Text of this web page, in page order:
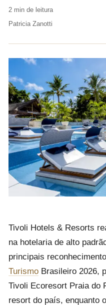
2 min de leitura
Patricia Zanotti
Tivoli Hotels & Resorts
na hotelaria de alto
principais
Turismo Brasileiro 2026,
Tivoli Ecoresort Praia do
resort do país, enquanto